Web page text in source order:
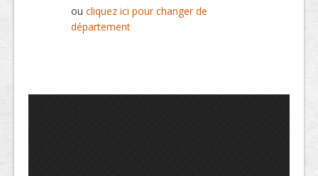
ou cliquez ici pour changer de
département